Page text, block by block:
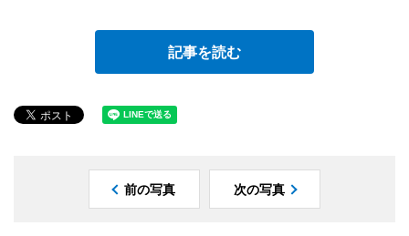
記事を読む
前の写真 次の写真